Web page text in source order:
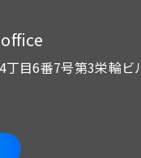
丁目6番7号第3栄輪ビ